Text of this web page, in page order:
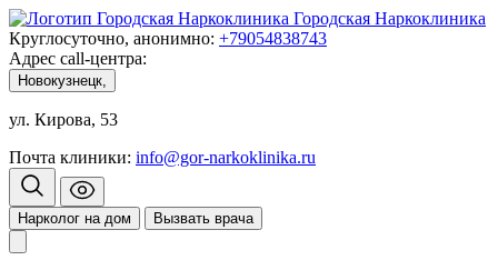
Городская Наркоклиника
Круглосуточно, анонимно: +79054838743
Адрес call-центра:
Новокузнецк,
ул. Кирова, 53
Почта клиники: info@gor-narkoklinika.ru
Нарколог на дом Вызвать врача